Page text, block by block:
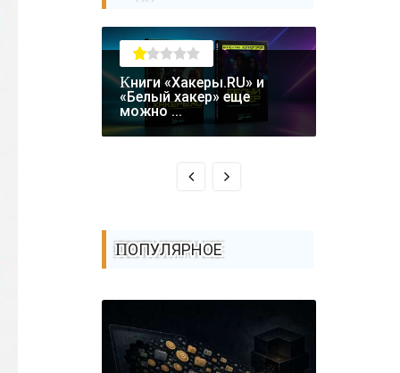
Книги «Хакеры.RU» и
«Белый хакер» еще
можно ...
ПОПУЛЯРНОЕ